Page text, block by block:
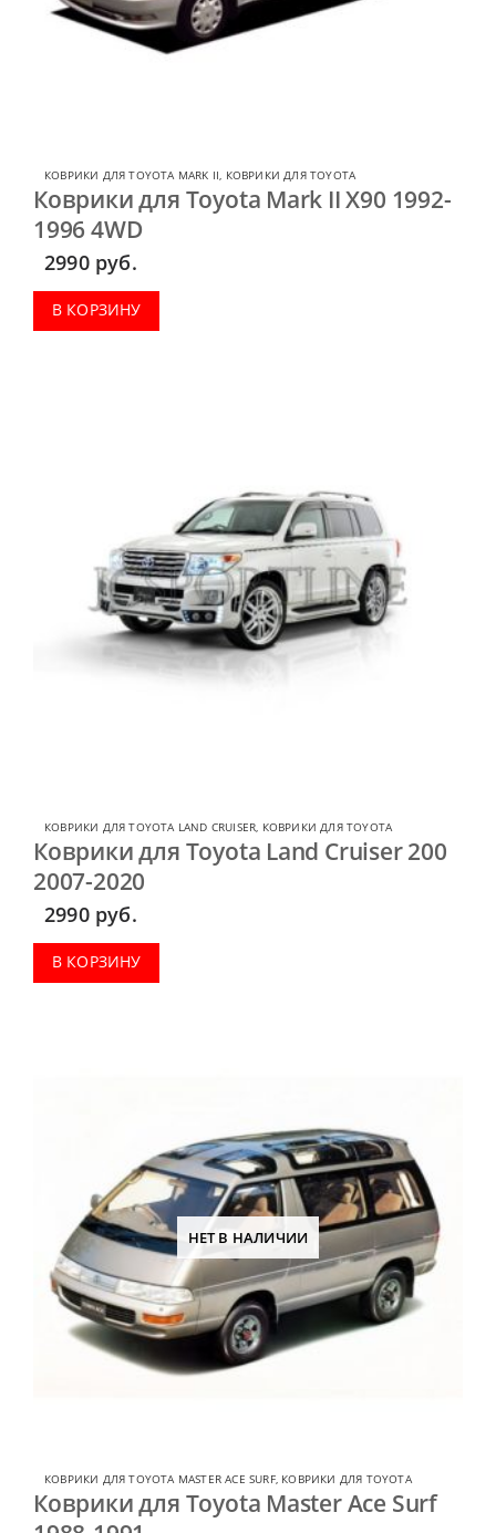
КОВРИКИ ДЛЯ TOYOTA MARK II КОВРИКИ ДЛЯ TOYOTA
Коврики для Toyota Mark II X90 1992-
1996 4WD
2990 руб.
В КОРЗИНУ
КОВРИКИ ДЛЯ TOYOTA LAND CRUISER, КОВРИКИ ДЛЯ TOYOTA
Коврики для Toyota Land Cruiser 200
2007-2020
2990 руб.
В КОРЗИНУ
НЕТ В НАЛИЧИИ
КОВРИКИ ДЛЯ TOYOTA MASTER ACE SURF, КОВРИКИ ДЛЯ TOYOTA
Коврики для Toyota Master Ace Surf